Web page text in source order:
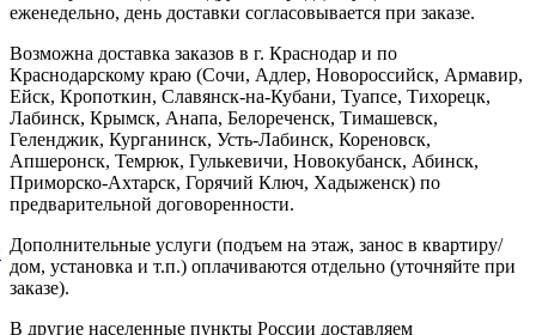
еженедельно, день доставки согласовывается при заказе.
Возможна доставка заказов в г. Краснодар и по
Краснодарскому краю (Сочи, Адлер, Новороссийск, Армавир,
Ейск, Кропоткин, Славянск-на-Кубани, Туапсе, Тихорецк,
Лабинск, Крымск, Анапа, Белореченск, Тимашевск,
Геленджик, Курганинск, Усть-Лабинск, Кореновск,
Апшеронск, Темрюк, Гулькевичи, Новокубанск, Абинск,
Приморско-Ахтарск, Горячий Ключ, Хадыженск) по
предварительной договоренности.
Дополнительные услуги (подъем на этаж, занос в квартиру/
дом, установка и т.п.) оплачиваются отдельно (уточняйте при
заказе).
В другие населенные пункты России доставляем